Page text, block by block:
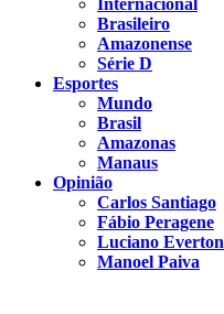
Brasileiro
Amazonense
Série D
Esportes
Mundo
Brasil
Amazonas
Manaus
Opinião
Carlos Santiago
Fábio Peragene
Luciano Everton
Manoel Paiva